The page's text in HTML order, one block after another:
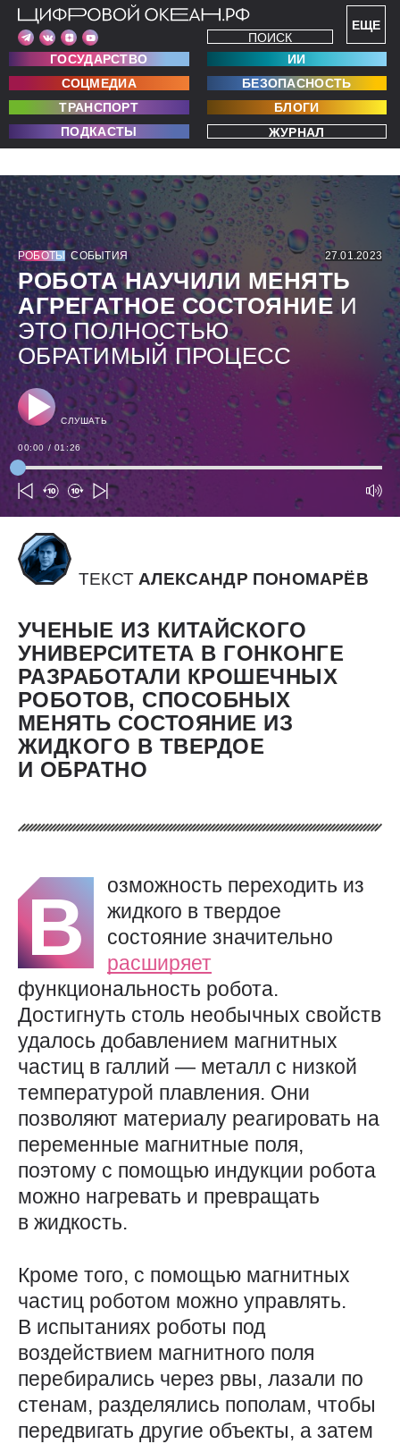
ЕЩЕ
ПОИСК
ГОСУДАРСТВО
ИИ
СОЦМЕДИА
БЕЗОПАСНОСТЬ
ТРАНСПОРТ
БЛОГИ
ПОДКАСТЫ
ЖУРНАЛ
РОБОТЫ СОБЫТИЯ 27.01.2023
РОБОТА НАУЧИЛИ МЕНЯТЬ
АГРЕГАТНОЕ СОСТОЯНИЕ И
ЭТО ПОЛНОСТЬЮ
ОБРАТИМЫЙ ПРОЦЕСС
СЛУШАТЬ
00:00 / 01:26
ТЕКСТ АЛЕКСАНДР ПОНОМАРЁВ
УЧЕНЫЕ ИЗ КИТАЙСКОГО
УНИВЕРСИТЕТА В ГОНКОНГЕ
РАЗРАБОТАЛИ КРОШЕЧНЫХ
РОБОТОВ, СПОСОБНЫХ
МЕНЯТЬ СОСТОЯНИЕ ИЗ
ЖИДКОГО В ТВЕРДОЕ
И ОБРАТНО
В
озможность переходить из
жидкого в твердое
состояние значительно
расширяет
функциональность робота.
Достигнуть столь необычных свойств
удалось добавлением магнитных
частиц в галлий — металл с низкой
температурой плавления. Они
позволяют материалу реагировать на
переменные магнитные поля,
поэтому с помощью индукции робота
можно нагревать и превращать
в жидкость.
Кроме того, с помощью магнитных
частиц роботом можно управлять.
В испытаниях роботы под
воздействием магнитного поля
перебирались через рвы, лазали по
стенам, разделялись пополам, чтобы
передвигать другие объекты, а затем